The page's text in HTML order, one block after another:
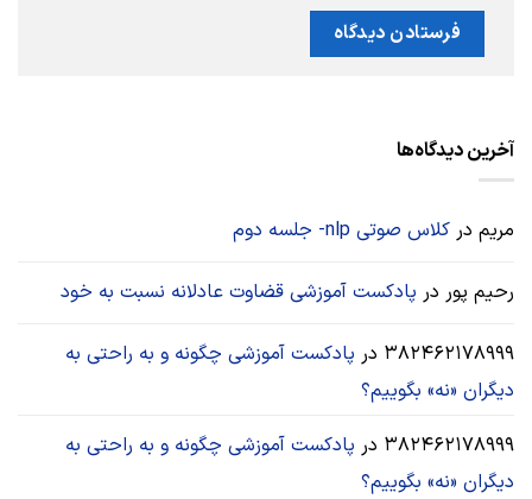
آخرین دیدگاه‌ها
مریم در کلاس صوتی nlp- جلسه دوم
رحیم پور در پادکست آموزشی قضاوت عادلانه نسبت به خود
382462178999 در پادکست آموزشی چگونه و به راحتی به
دیگران «نه» بگوییم؟
382462178999 در پادکست آموزشی چگونه و به راحتی به
دیگران «نه» بگوییم؟